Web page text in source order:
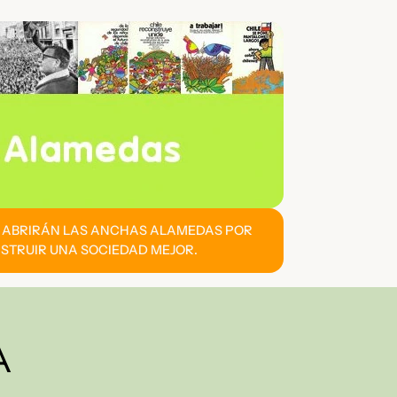
LAS ANCHAS ALAMEDAS POR
UNA SOCIEDAD MEJOR.